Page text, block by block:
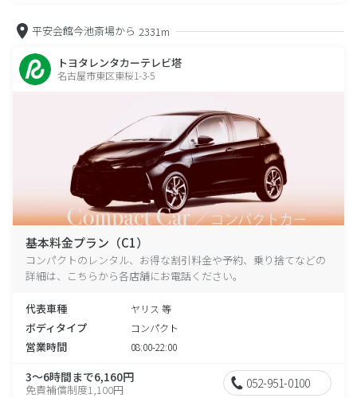
平安会館今池斎場から 2331m
トヨタレンタカーテレビ塔
名古屋市東区東桜1-3-5
基本料金プラン（C1）
コンパクトのレンタル、お得な割引料金や予約、乗り捨てなどの
詳細は、こちらから各店舗にお電話ください。
代表車種 ヤリス 等
ボディタイプ コンパクト
営業時間 08:00-22:00
3～6時間まで6,160円
免責補償制度1,100円 052-951-0100